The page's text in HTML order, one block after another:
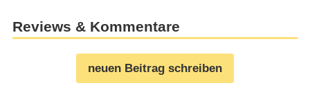
Reviews & Kommentare
neuen Beitrag schreiben